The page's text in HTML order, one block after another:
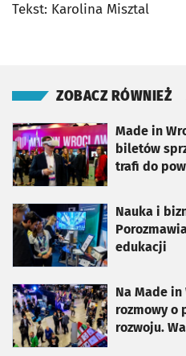
Tekst: Karolina Misztal
ZOBACZ RÓWNIEŻ
Made in
biletów
trafi do
otworzy się w nowej karcie
Nauka i
edukacji
otworzy się w nowej karcie
Na Made in
rozmowy o
rozwoju.
otworzy się w nowej karcie